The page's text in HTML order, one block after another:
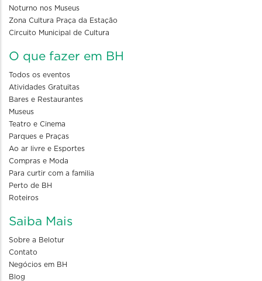
Noturno nos Museus
Zona Cultura Praça da Estação
Circuito Municipal de Cultura
O que fazer em BH
Todos os eventos
Atividades Gratuitas
Bares e Restaurantes
Museus
Teatro e Cinema
Parques e Praças
Ao ar livre e Esportes
Compras e Moda
Para curtir com a familia
Perto de BH
Roteiros
Saiba Mais
Sobre a Belotur
Contato
Negócios em BH
Blog